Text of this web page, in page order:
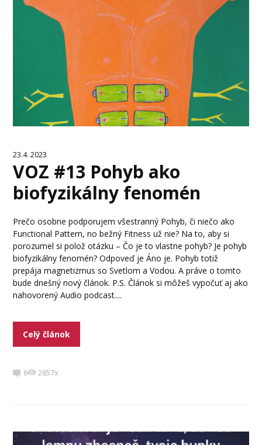
23.4. 2023
VOZ #13 Pohyb ako
biofyzikálny fenomén
Prečo osobne podporujem všestranný Pohyb, či niečo ako
Functional Pattern, no bežný Fitness už nie? Na to, aby si
porozumel si polož otázku – Čo je to vlastne pohyb? Je pohyb
biofyzikálny fenomén? Odpoveď je Áno je. Pohyb totiž
prepája magnetizmus so Svetlom a Vodou. A práve o tomto
bude dnešný nový článok. P.S. Článok si môžeš vypočuť aj ako
nahovorený Audio podcast....
Celý článok
6 2857x